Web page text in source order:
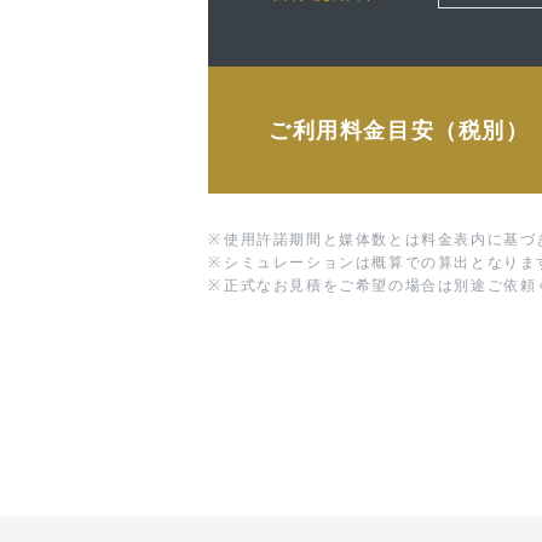
ご利用料金目安（税別）
※ 使用許諾期間と媒体数とは料金表内に基づ
※ シミュレーションは概算での算出となりま
※ 正式なお見積をご希望の場合は別途ご依頼